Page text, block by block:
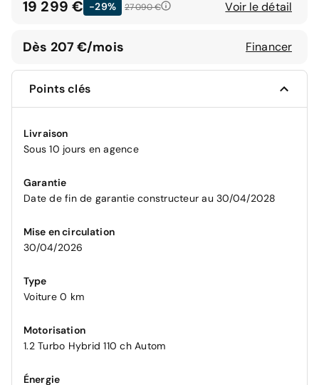
19 299 € -29% 27 090 € Voir le détail
Dès 207 €/mois Financer
Points clés
Livraison
Sous 10 jours en agence
Garantie
Date de fin de garantie constructeur au 30/04/2028
Mise en circulation
30/04/2026
Type
Voiture 0 km
Motorisation
1.2 Turbo Hybrid 110 ch Autom
Énergie